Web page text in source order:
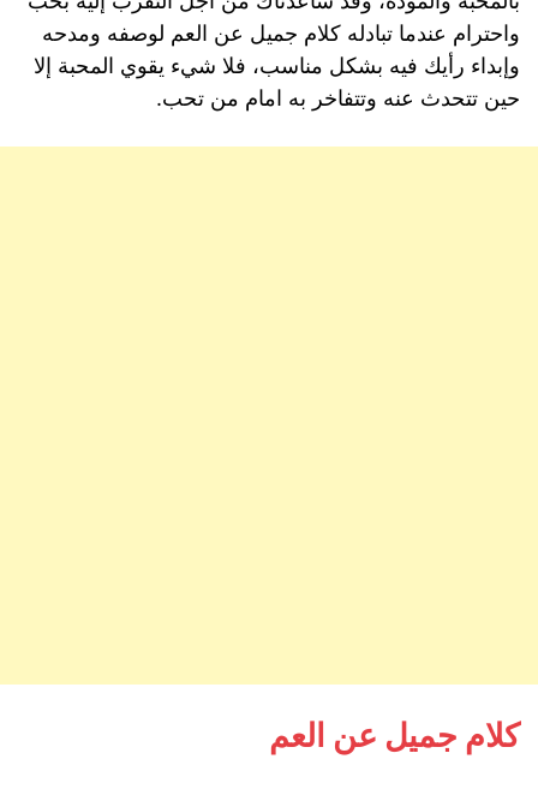
واحترام عندما تبادله كلام جميل عن العم لوصفه ومدحه
وإبداء رأيك فيه بشكل مناسب، فلا شيء يقوي المحبة إلا
حين تتحدث عنه وتتفاخر به امام من تحب.
كلام جميل عن العم